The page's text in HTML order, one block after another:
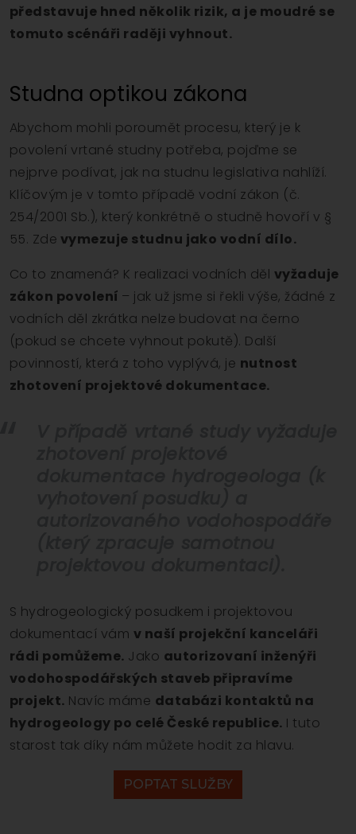
představuje hned několik rizik, a je moudré se
tomuto scénáři raději vyhnout.
Studna optikou zákona
Abychom mohli poroumět procesu, který je k
povolení vrtané studny potřeba, pojďme se
nejprve podívat, jak na studnu legislativa nahlíží.
Klíčovým je v tomto případě vodní zákon (č.
254/2001 Sb.), který konkrétně o studně hovoří v §
55. Zde vymezuje studnu jako vodní dílo.
Co to znamená? K realizaci vodních děl vyžaduje
zákon povolení – jak už jsme si řekli výše, žádné z
vodních děl zkrátka nelze budovat na černo
(pokud se chcete vyhnout pokutě). Další
povinností, která z toho vyplývá, je nutnost
zhotovení projektové dokumentace.
S hydrogeologický posudkem i projektovou
dokumentací vám v naší projekční kanceláři
rádi pomůžeme. Jako autorizovaní inženýři
vodohospodářských staveb připravíme
projekt. Navíc máme databázi kontaktů na
hydrogeology po celé České republice. I tuto
starost tak díky nám můžete hodit za hlavu.
POPTAT SLUŽBY